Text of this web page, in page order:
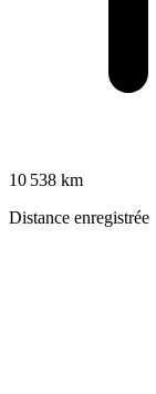
10 538 km
Distance enregistrée